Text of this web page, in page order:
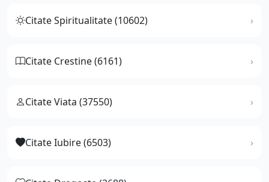
Citate Spiritualitate (10602)
Citate Crestine (6161)
Citate Viata (37550)
Citate Iubire (6503)